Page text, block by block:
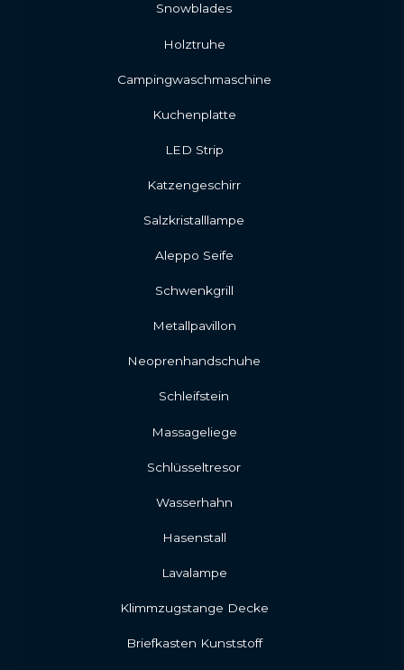
Snowblades
Holztruhe
Campingwaschmaschine
Kuchenplatte
LED Strip
Katzengeschirr
Salzkristalllampe
Aleppo Seife
Schwenkgrill
Metallpavillon
Neoprenhandschuhe
Schleifstein
Massageliege
Schlüsseltresor
Wasserhahn
Hasenstall
Lavalampe
Klimmzugstange Decke
Briefkasten Kunststoff